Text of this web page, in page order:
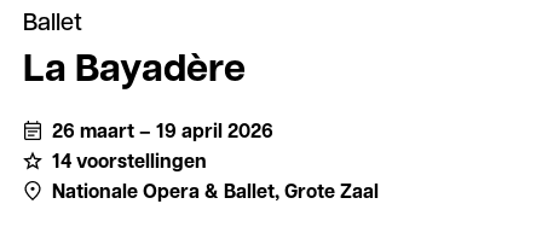
Ballet
La Bayadère
26 maart – 19 april 2026
14 voorstellingen
Nationale Opera & Ballet, Grote Zaal